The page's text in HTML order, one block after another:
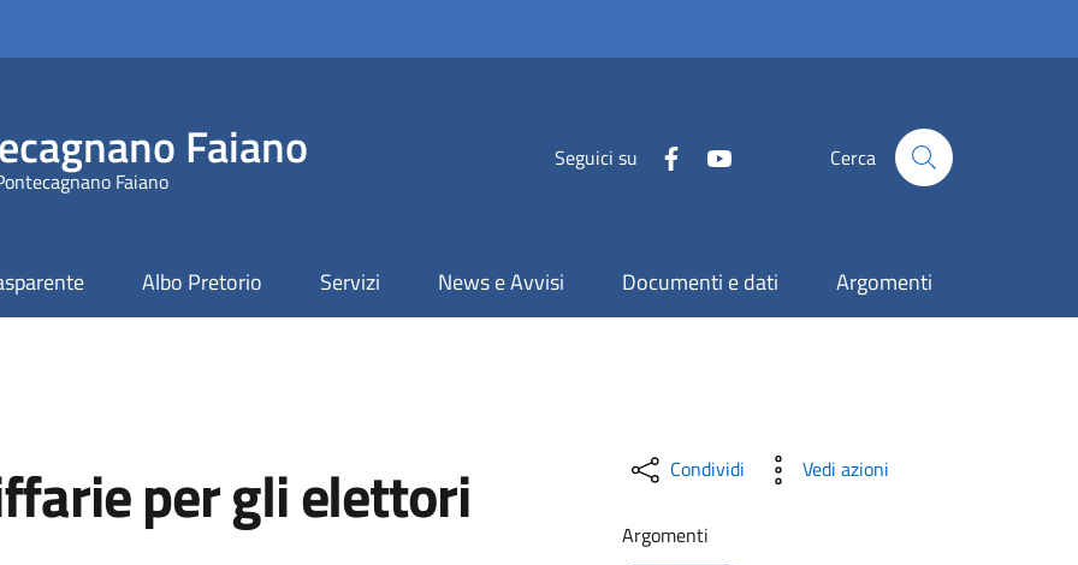
Faiano
Faiano
Seguici su Cerca
Albo Pretorio Servizi News e Avvisi Documenti e dati Argomenti
per gli elettori
Condividi Vedi azioni
Argomenti